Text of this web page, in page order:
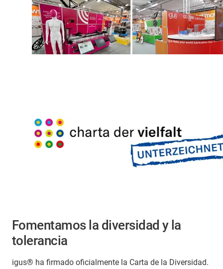
Fomentamos la diversidad y la
tolerancia
igus® ha firmado oficialmente la Carta de la Diversidad.